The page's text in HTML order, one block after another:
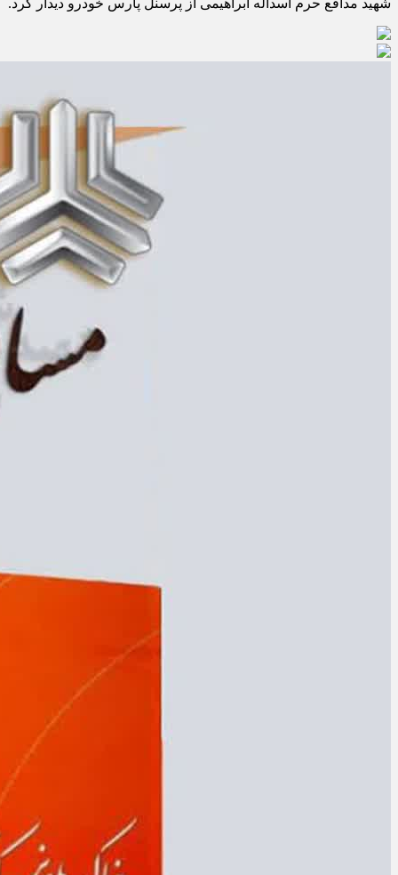
شهید مدافع حرم اسداله ابراهیمی از پرسنل پارس خودرو دیدار کرد.